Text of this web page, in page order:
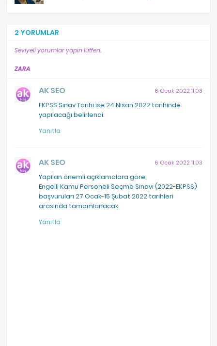
2 YORUMLAR
Seviyeli yorumlar yapın lütfen.
ZARA
AK SEO 6 Ocak 2022 11:03
EKPSS Sınav Tarihi ise 24 Nisan 2022 tarihinde
yapılacağı belirlendi.
Yanıtla
AK SEO 6 Ocak 2022 11:03
Yapılan önemli açıklamalara göre;
Engelli Kamu Personeli Seçme Sınavı (2022-EKPSS)
başvuruları 27 Ocak-15 Şubat 2022 tarihleri
arasında tamamlanacak.
Yanıtla